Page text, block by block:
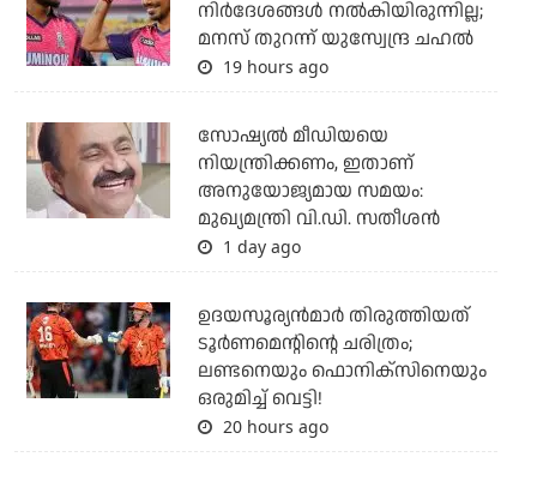
നിര്‍ദേശങ്ങള്‍ നല്‍കിയിരുന്നില്ല;
മനസ് തുറന്ന് യുസ്വേന്ദ്ര ചഹല്‍
19 hours ago
സോഷ്യല്‍ മീഡിയയെ
നിയന്ത്രിക്കണം, ഇതാണ്
അനുയോജ്യമായ സമയം:
മുഖ്യമന്ത്രി വി.ഡി. സതീശന്‍
1 day ago
ഉദയസൂര്യന്‍മാര്‍ തിരുത്തിയത്
ടൂര്‍ണമെന്റിന്റെ ചരിത്രം;
ലണ്ടനെയും ഫൊനിക്‌സിനെയും
ഒരുമിച്ച് വെട്ടി!
20 hours ago